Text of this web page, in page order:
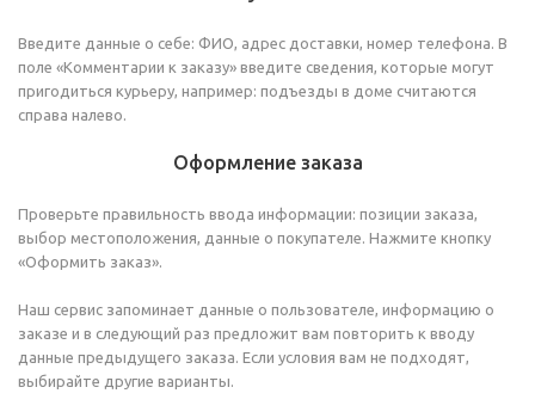
Введите данные о себе: ФИО, адрес доставки, номер телефона. В
поле «Комментарии к заказу» введите сведения, которые могут
пригодиться курьеру, например: подъезды в доме считаются
справа налево.
Оформление заказа
Проверьте правильность ввода информации: позиции заказа,
выбор местоположения, данные о покупателе. Нажмите кнопку
«Оформить заказ».
Наш сервис запоминает данные о пользователе, информацию о
заказе и в следующий раз предложит вам повторить к вводу
данные предыдущего заказа. Если условия вам не подходят,
выбирайте другие варианты.